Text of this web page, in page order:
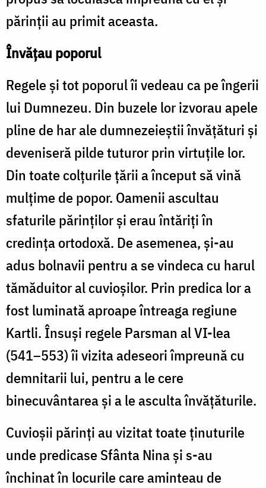
părinții au primit aceasta.
Învățau poporul
Regele și tot poporul îi vedeau ca pe îngerii
lui Dumnezeu. Din buzele lor izvorau apele
pline de har ale dumnezeieștii învățături și
deveniseră pilde tuturor prin virtuțile lor.
Din toate colțurile țării a început să vină
mulțime de popor. Oamenii ascultau
sfaturile părinților și erau întăriți în
credința ortodoxă. De asemenea, și-au
adus bolnavii pentru a se vindeca cu harul
tămăduitor al cuvioșilor. Prin predica lor a
fost luminată aproape întreaga regiune
Kartli. Însuși regele Parsman al VI-lea
(541–553) îi vizita adeseori împreună cu
demnitarii lui, pentru a le cere
binecuvântarea și a le asculta învățăturile.
Cuvioșii părinți au vizitat toate ținuturile
unde predicase Sfânta Nina și s-au
închinat în locurile care aminteau de